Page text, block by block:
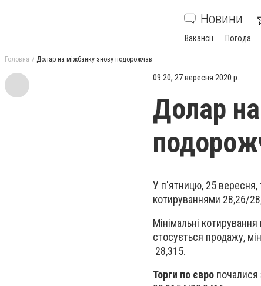
Новини
Вакансії Погода
Головна Долар на міжбанку знову подорожчав
09:20, 27 вересня 2020 р.
Долар
У п'ятницю, 25 вересня,
котируваннями 28,26/
Мінімальні
стосується продажу,
28,315.
Торги по євро почалися